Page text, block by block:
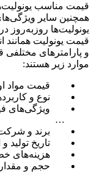
قیمت مناسب
همچنین سایر
یونولیت‌ها روزبه‌روز
قیمت یونولیت همانند
و پارامترهای مختلفی
موارد زیر هستند:
قیمت مواد
نوع و
ویژگی‌های
…
برند و شرکت
تاریخ تولید و
هزینه‌های خط
حجم و مقدار